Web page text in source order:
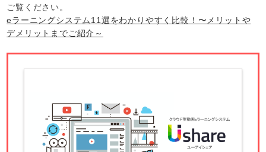
ご覧ください。
eラーニングシステム11選をわかりやすく比較！〜メリットや
デメリットまでご紹介～